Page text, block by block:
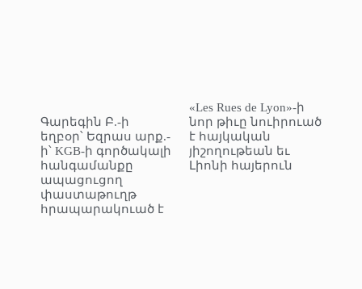
Գարեգին Բ.-ի
եղբօր՝ Եզրաս արք.-
ի՝ KGB-ի գործակալի
հանգամանքը
ապացուցող
փաստաթուղթ
հրապարակուած է
«Les Rues de Lyon»-ի
նոր թիւը նուիրուած
է հայկական
յիշողութեան եւ
Լիոնի հայերուն